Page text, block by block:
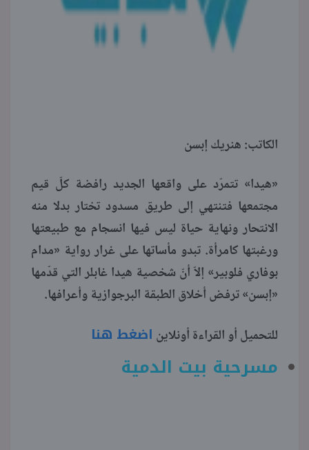
الكاتب: هنريك إبسن
«هيدا» تتمرّد على واقعها الجديد رافضة كلّ قيم
مجتمعها فتنتهي إلى طريق مسدود تختار بدلا منه
الانتحار ونهاية حياة ليس فيها انسجام مع طبيعتها
ورغبتها كامرأة. تبدو مأساتها على غرار رواية «مدام
بوفاري فلوبير» إلاّ أنّ شخصية هيدا غابلر التي قدّمها
«إبسن» ترفض أخلاق الطبقة البرجوازية وأعرافها.
للتحميل أو القراءة أونلاين اضغط هنا
مسرحية بيت الدمية